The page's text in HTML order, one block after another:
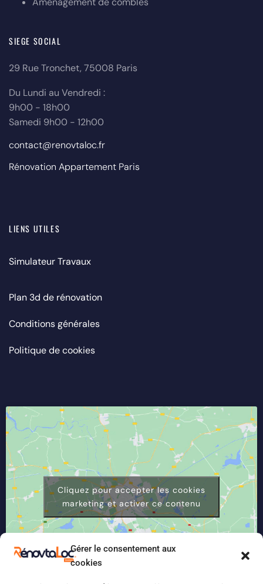
Gérer le consentement aux
cookies
SIEGE SOCIAL
29 Rue Tronchet, 75008 Paris
Du Lundi au Vendredi :
9h00 - 18h00
Samedi 9h00 - 12h00
contact@renovtaloc.fr
Rénovation Appartement Paris
LIENS UTILES
Simulateur Travaux
Plan 3d de rénovation
Conditions générales
Politique de cookies
Cliquez pour accepter les cookies
marketing et activer ce contenu